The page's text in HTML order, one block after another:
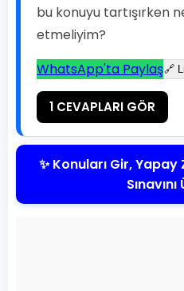
bu konuyu tartışırken
etmeliyim?
WhatsApp'ta Paylaş🔗
1 CEVAPLARI GÖR
✨ Konuları Gir,